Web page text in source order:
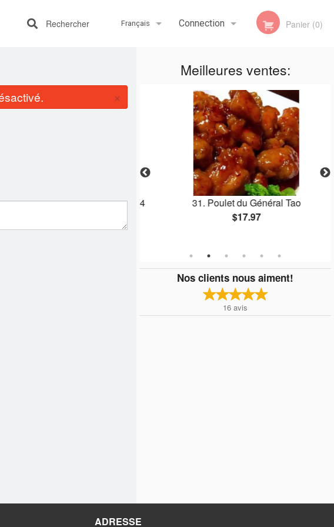
Français Connection
Inscription
Panier (0)
Rechercher
Meilleures ventes:
Pork & Shrimp Dumplings (4
$8.43
31. Poulet du Général Tao
$17.97
Nos clients nous aiment!
16 avis
×
ADRESSE